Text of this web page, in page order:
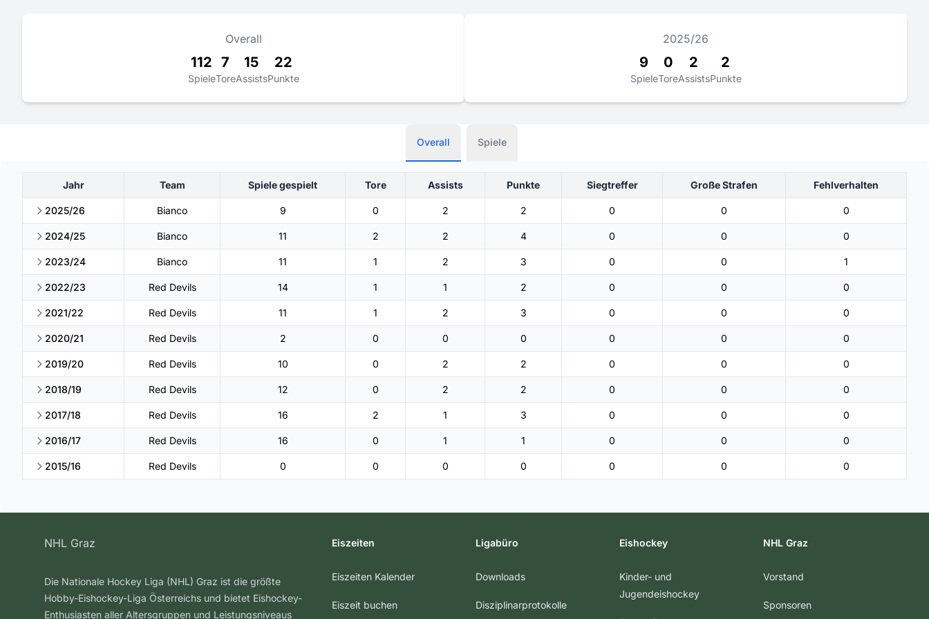
Overall
112
Spiele
7
Tore
15
Assists
22
Punkte
2025/26
9
Spiele
0
Tore
2
Assists
2
Punkte
Overall Spiele
Jahr Team Spiele gespielt Tore Assists Punkte Siegtreffer Große Strafen Fehlverhalten
2025/26 Bianco 9 0 2 2 0 0 0
2024/25 Bianco 11 2 2 4 0 0 0
2023/24 Bianco 11 1 2 3 0 0 1
2022/23 Red Devils 14 1 1 2 0 0 0
2021/22 Red Devils 11 1 2 3 0 0 0
2020/21 Red Devils 2 0 0 0 0 0 0
2019/20 Red Devils 10 0 2 2 0 0 0
2018/19 Red Devils 12 0 2 2 0 0 0
2017/18 Red Devils 16 2 1 3 0 0 0
2016/17 Red Devils 16 0 1 1 0 0 0
2015/16 Red Devils 0 0 0 0 0 0 0
NHL Graz
Die Nationale Hockey Liga (NHL) Graz ist die größte
Hobby-Eishockey-Liga Österreichs und bietet Eishockey-
Enthusiasten aller Altersgruppen und Leistungsniveaus
Eiszeiten
Eiszeiten Kalender
Eiszeit buchen
Ligabüro
Downloads
Disziplinarprotokolle
Eishockey
Kinder- und
Jugendeishockey
NHL Graz
Vorstand
Sponsoren